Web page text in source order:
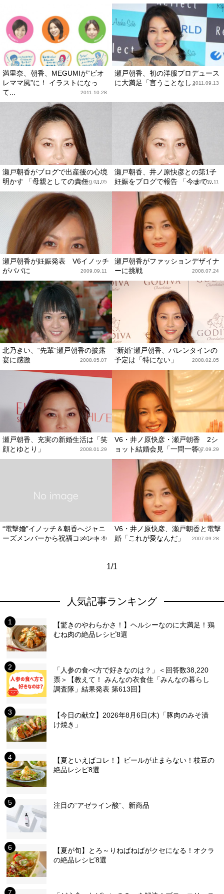
満里奈、朝香、MEGUMIが“ビオ
レママ風”に！ イラストになっ
て...
2011.10.28
瀬戸朝香、初の洋服プロデュース
に大満足「言うことなし」2011.09.13
瀬戸朝香がブログで出産後の心境
明かす 「母親としての責任」...
2010.03.05
瀬戸朝香、井ノ原快彦との第1子
妊娠をブログで報告 「今まで...
2009.09.11
瀬戸朝香が妊娠発表 V6イノッチ
がパパに
2009.09.11
瀬戸朝香がファッションデザイナ
ーに挑戦
2008.07.24
北乃きい、“先輩”瀬戸朝香の披露
宴に感激
2008.05.07
“新婚”瀬戸朝香、バレンタインの
予定は「特にない」
2008.02.05
瀬戸朝香、充実の新婚生活は「笑
顔とゆとり」
2008.01.29
V6・井ノ原快彦・瀬戸朝香 2シ
ョット結婚会見「一問一答」2007.09.29
“電撃婚”イノッチ＆朝香へジャニ
ーズメンバーから祝福コメント！
2007.09.29
V6・井ノ原快彦、瀬戸朝香と電撃
婚「これが愛なんだ」
2007.09.28
1/1
人気記事ランキング
【驚きのやわらかさ！】ヘルシーなのに大満足！鶏
むね肉の絶品レシピ8選
「人参の食べ方で好きなのは？」＜回答数38,220
票＞【教えて！ みんなの衣食住「みんなの暮らし
調査隊」結果発表 第613回】
【今日の献立】2026年8月6日(木)「豚肉のみそ漬
け焼き」
【夏といえばコレ！】ビールが止まらない！枝豆の
絶品レシピ8選
注目の“アゼライン酸”、新商品
【夏が旬】とろ～りねばねばがクセになる！オクラ
の絶品レシピ8選